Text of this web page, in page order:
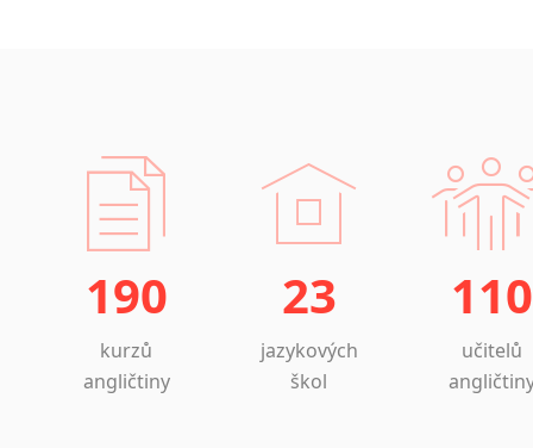
190
kurzů
angličtiny
23
jazykových
škol
110
učitelů